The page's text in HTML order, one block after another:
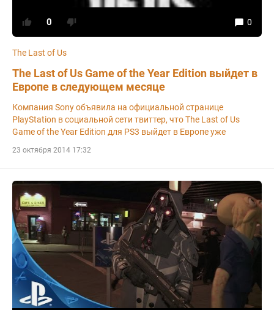
The Last of Us Game of the Year Edition выйдет в
Европе в следующем месяце
The Last of Us
Компания Sony объявила на официальной странице
PlayStation в социальной сети твиттер, что The Last of Us
Game of the Year Edition для PS3 выйдет в Европе уже
0 0
23 октября 2014 17:32